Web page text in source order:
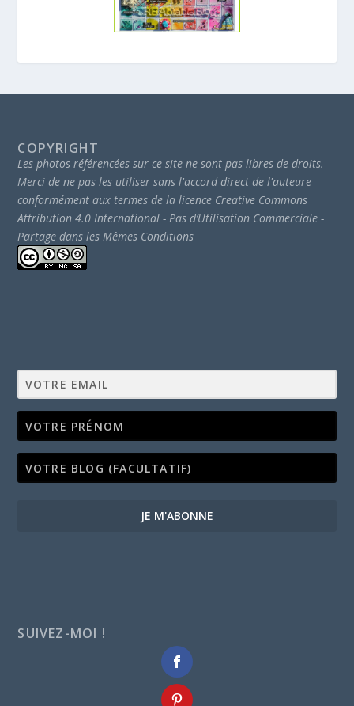
COPYRIGHT
Les photos référencées sur ce site ne sont pas libres de droits.
Merci de ne pas les utiliser sans l'accord direct de l'auteure
conformément aux termes de la licence Creative Commons
Attribution 4.0 International - Pas d’Utilisation Commerciale -
Partage dans les Mêmes Conditions
JE M'ABONNE
SUIVEZ-MOI !